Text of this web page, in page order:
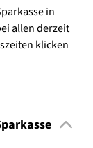
in
allen derzeit
klicken